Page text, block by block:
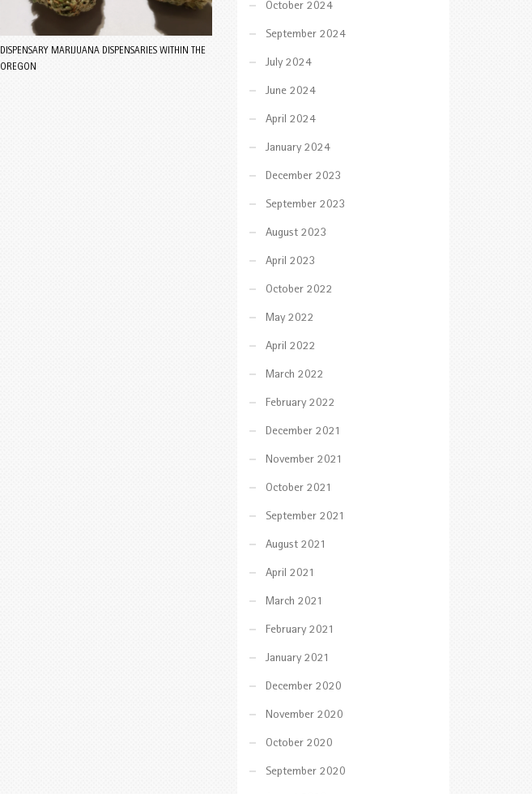
DISPENSARY MARIJUANA DISPENSARIES WITHIN THE
OREGON
October 2024
September 2024
July 2024
June 2024
April 2024
January 2024
December 2023
September 2023
August 2023
April 2023
October 2022
May 2022
April 2022
March 2022
February 2022
December 2021
November 2021
October 2021
September 2021
August 2021
April 2021
March 2021
February 2021
January 2021
December 2020
November 2020
October 2020
September 2020